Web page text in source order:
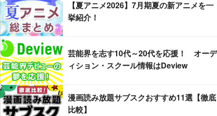
【夏アニメ2026】7月期夏の新アニメを一
挙紹介！
芸能界を志す10代～20代を応援！ オーデ
ィション・スクール情報はDeview
漫画読み放題サブスクおすすめ11選【徹底
比較】